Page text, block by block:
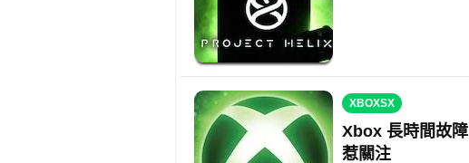
XBOXSX
Xbox 長時間故
惹關注